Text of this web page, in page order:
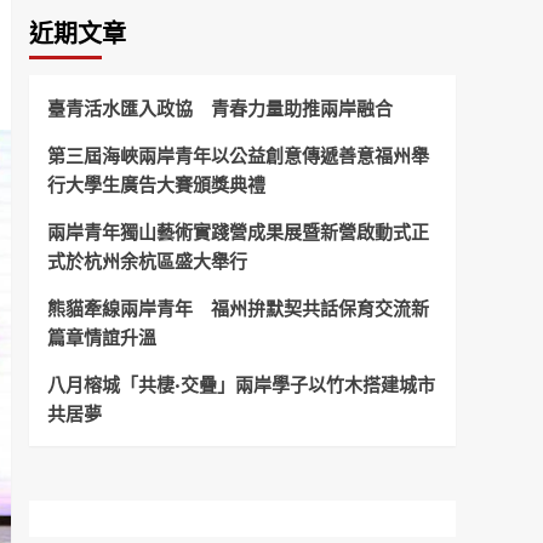
近期文章
臺青活水匯入政協 青春力量助推兩岸融合
第三屆海峽兩岸青年以公益創意傳遞善意福州舉
行大學生廣告大賽頒獎典禮
兩岸青年獨山藝術實踐營成果展暨新營啟動式正
式於杭州余杭區盛大舉行
熊貓牽線兩岸青年 福州拚默契共話保育交流新
篇章情誼升溫
八月榕城「共棲·交疊」兩岸學子以竹木搭建城市
共居夢